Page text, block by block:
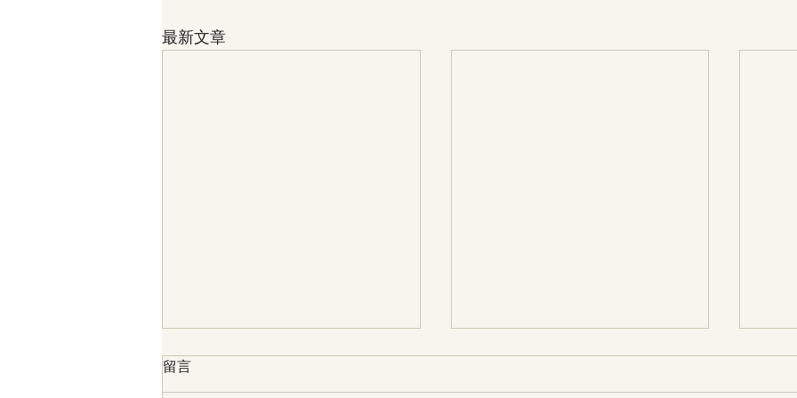
最新文章
留言